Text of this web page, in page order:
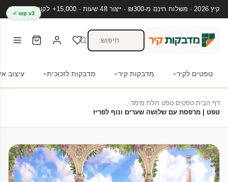
קיץ 2026 · משלוח חינם מ-₪300 · ייצור 48 שעות · 15,000+ לקוחות מרוצים
טפטים לקיר מדבקות קיר מדבקות לזכוכית עיצוב
wp v3 ✓
דף הבית›טפטים›טפט תלת מימד›
טפט | מרפסת עם שלושה שערים ונוף לפריז